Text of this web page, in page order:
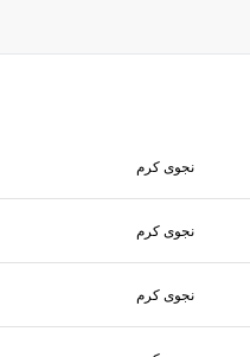
نجوى كرم
نجوى كرم
نجوى كرم